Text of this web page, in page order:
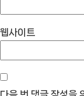
웹사이트